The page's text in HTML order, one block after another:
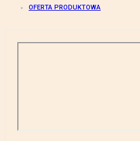
OFERTA PRODUKTOWA